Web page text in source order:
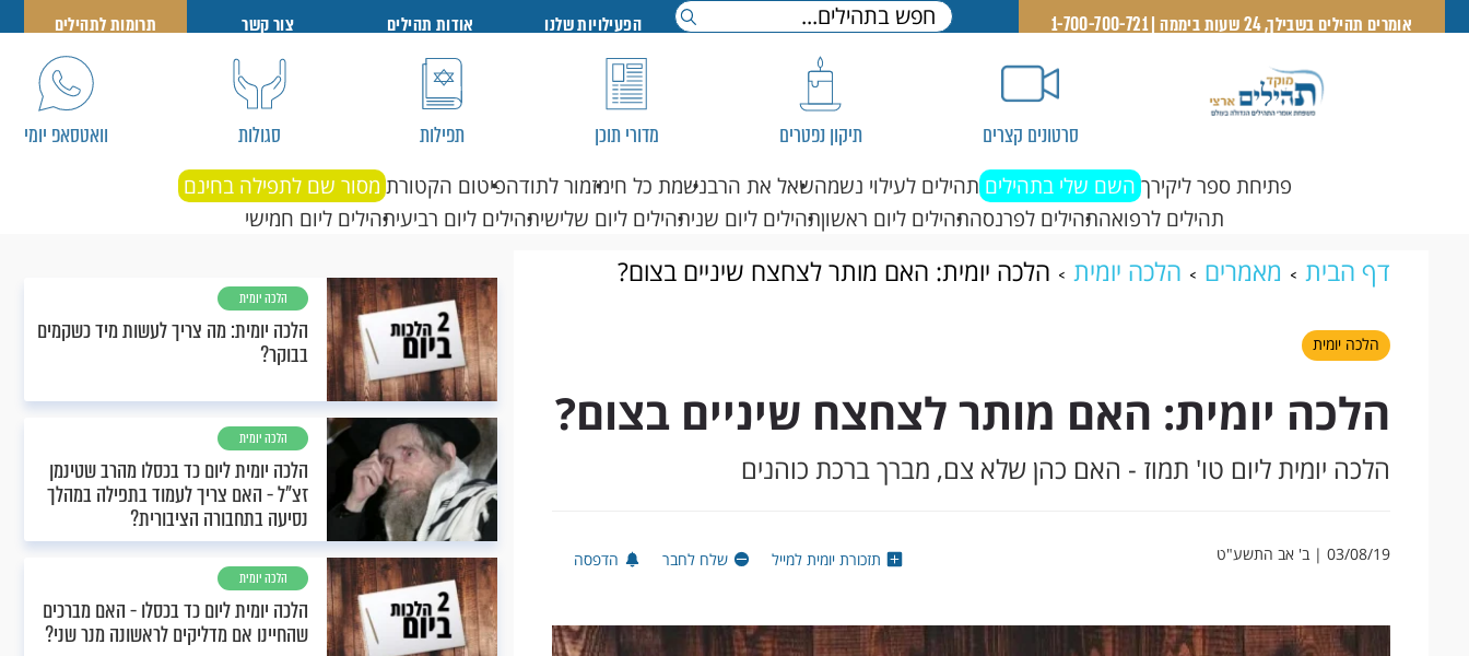
אומרים תהילים בשבילך, 24 שעות ביממה | 1-700-700-721 הפעילויות שלנו אודות תהילים צור קשר תרומות לתהילים
סרטונים קצרים תיקון נפטרים מדורי תוכן תפילות סגולות וואטסאפ יומי
פתיחת ספר ליקירך השם שלי בתהילים תהילים לעילוי נשמהשאל את הרבנשמת כל חימזמור לתודהפיטום הקטורת מסור שם לתפילה בחינם
תהילים לרפואהתהילים לפרנסהתהילים ליום ראשוןתהילים ליום שניתהילים ליום שלישיתהילים ליום רביעיתהילים ליום חמישי
דף הבית מאמרים הלכה יומית הלכה יומית: האם מותר לצחצח שיניים בצום?
הלכה יומית
הלכה יומית: האם מותר לצחצח שיניים בצום?
הלכה יומית ליום טו' תמוז - האם כהן שלא צם, מברך ברכת כוהנים
03/08/19 | ב' אב התשע"ט תזכורת יומית למייל שלח לחבר הדפסה
הלכה יומית
הלכה יומית: מה צריך לעשות מיד כשקמים
בבוקר?
הלכה יומית
הלכה יומית ליום כד בכסלו מהרב שטינמן
זצ"ל - האם צריך לעמוד בתפילה במהלך
נסיעה בתחבורה הציבורית?
הלכה יומית
הלכה יומית ליום כד בכסלו - האם מברכים
שהחיינו אם מדליקים לראשונה מנר שני?